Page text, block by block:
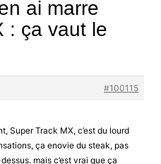
ai marre
: ça vaut le
#100115
Super Track MX, c’est du lourd
ça enovie du steak, pas
mais c’est vrai que ça